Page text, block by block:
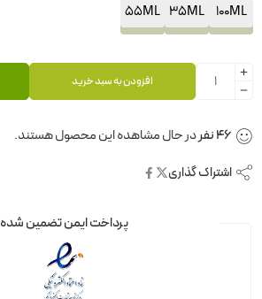
100ML
35ML
55ML
افزودن به سبد خرید
46نفردر حال مشاهده این محصول هستند.
اشتراک گذاری
پرداخت ایمن تضمین شده